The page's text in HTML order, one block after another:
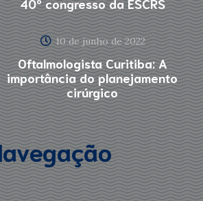
40º congresso da ESCRS
10 de junho de 2022
Oftalmologista Curitiba: A
importância do planejamento
cirúrgico